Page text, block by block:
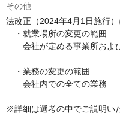
その他
法改正（2024年4月1日施行
・就業場所の変更の範囲
会社が定める事業所およ
・業務の変更の範囲
会社内での全ての業務
※詳細は選考の中でご説明い